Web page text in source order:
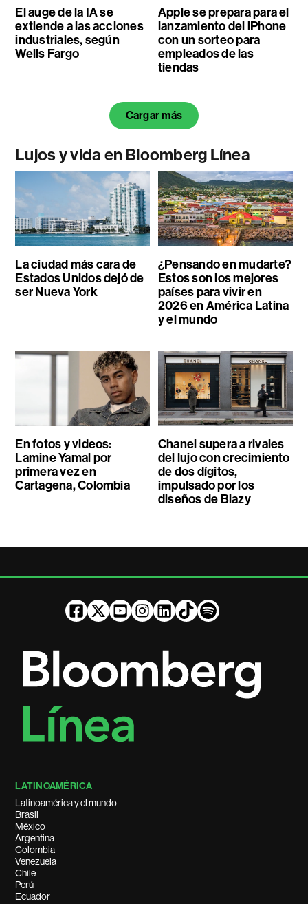
El auge de la IA se
extiende a las acciones
industriales, según
Wells Fargo
Apple se prepara para el
lanzamiento del iPhone
con un sorteo para
empleados de las
tiendas
Cargar más
Lujos y vida en Bloomberg Línea
La ciudad más cara de
Estados Unidos dejó de
ser Nueva York
¿Pensando en mudarte?
Estos son los mejores
países para vivir en
2026 en América Latina
y el mundo
En fotos y videos:
Lamine Yamal por
primera vez en
Cartagena, Colombia
Chanel supera a rivales
del lujo con crecimiento
de dos dígitos,
impulsado por los
diseños de Blazy
LATINOAMÉRICA
Latinoamérica y el mundo
Brasil
México
Argentina
Colombia
Venezuela
Chile
Perú
Ecuador